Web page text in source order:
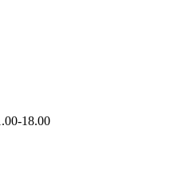
18.00